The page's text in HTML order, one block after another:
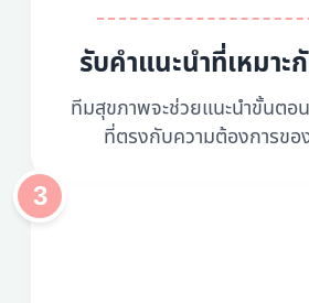
รับคำแนะนำที่เหมา
ทีมสุขภาพจะช่วยแนะนำขั้นตอ
ที่ตรงกับความต้องการข
3